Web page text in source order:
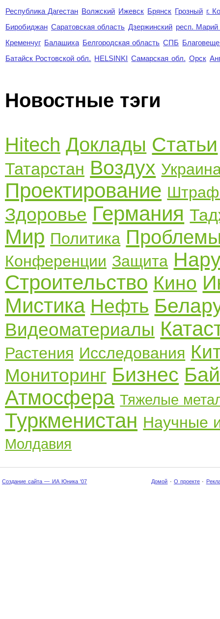
Республика Дагестан Волжский Ижевск Брянск Грозный г.
Биробиджан Саратовская область Дзержинский респ.
Кременчуг Балашиха Белгородская область СПБ
Батайск Ростовской обл. HELSINKI Самарская обл. Орск
Новостные тэги
Hitech Доклады Статьи
Татарстан Воздух
Проектирование
Здоровье Германия
Мир Политика
Конференции Защита
Строительство Кино
Мистика Нефть
Видеоматериалы
Растения Исследования
Мониторинг Бизнес
Атмосфера Тяжелые
Туркменистан Научные
Молдавия
Создание сайта — ИА Юника '07 Домой · О проекте ·